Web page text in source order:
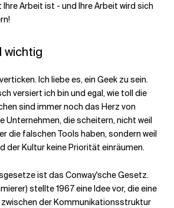
Arbeit ist - und Ihre Arbeit wird sich
wichtig
Ich liebe es, ein Geek zu sein.
versiert ich bin und egal, wie toll die
sind immer noch das Herz von
Unternehmen, die scheitern, nicht weil
die falschen Tools haben, sondern weil
der Kultur keine Priorität einräumen.
ist das Conway'sche Gesetz.
stellte 1967 eine Idee vor, die eine
der Kommunikationsstruktur